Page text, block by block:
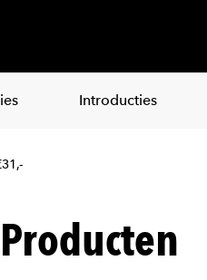
Introducties
Producten